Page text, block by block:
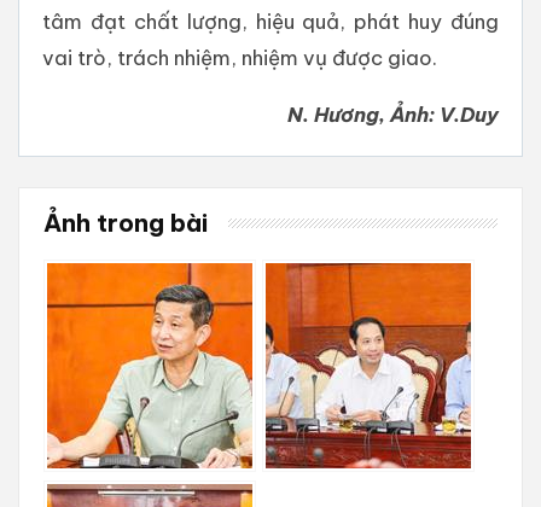
tâm đạt chất lượng, hiệu quả, phát huy đúng
vai trò, trách nhiệm, nhiệm vụ được giao.
N. Hương, Ảnh: V.Duy
Ảnh trong bài